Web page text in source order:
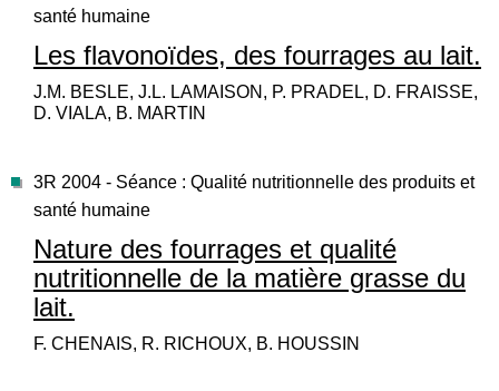
santé humaine
Les flavonoïdes, des fourrages au lait.
J.M. BESLE, J.L. LAMAISON, P. PRADEL, D. FRAISSE,
D. VIALA, B. MARTIN
3R 2004 - Séance : Qualité nutritionnelle des produits et
santé humaine
Nature des fourrages et qualité
nutritionnelle de la matière grasse du
lait.
F. CHENAIS, R. RICHOUX, B. HOUSSIN